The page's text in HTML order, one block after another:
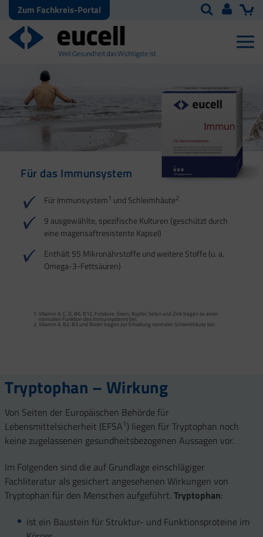
Zum Fachkreis-Portal
Für das Immunsystem
Für Immunsystem1 und Schleimhäute2
9 ausgewählte, spezifische Kulturen (geschützt durch
eine magensaftresistente Kapsel)
Enthält 55 Mikronährstoffe und weitere Stoffe (u. a.
Omega-3-Fettsäuren)
Vitamin A, C, D, B6, B12, Folsäure, Eisen, Kupfer, Selen und Zink tragen zu einer
normalen Funktion des Immunsystems bei.
Vitamin A, B2, B3 und Biotin tragen zur Erhaltung normaler Schleimhäute bei.
Für Haut, Haare und
4
Vitamin A, Beta-Carotin, Vitamine B2, B3, Biotin und Zink tragen zur Erhaltung
Für Ihre natürliche
normalen Stoffwechsel von Makronährstoffen bei.
Vitamin B2 und Biotin tragen zur Erhaltung normaler Schleimhäute (einschließlich
Darmschleimhaut) bei.
Vitamin D und Zink tragen zur normalen Funktion des Immunsystems bei.
Tryptophan – Wirkung
Von Seiten der Europäischen Behörde für
Lebensmittelsicherheit (EFSA1) liegen für Tryptophan noch
keine zugelassenen gesundheitsbezogenen Aussagen vor.
Im Folgenden sind die auf Grundlage einschlägiger
Fachliteratur als gesichert angesehenen Wirkungen von
Tryptophan für den Menschen aufgeführt. Tryptophan:
ist ein Baustein für Struktur- und Funktionsproteine im